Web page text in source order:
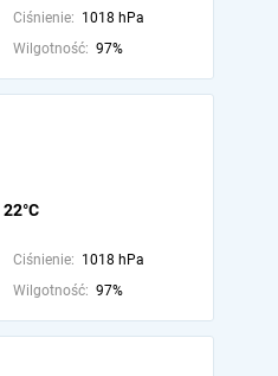
Ciśnienie: 1018 hPa
Wilgotność: 97%
22°C
Ciśnienie: 1018 hPa
Wilgotność: 97%